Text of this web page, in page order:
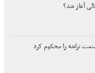
آغاز شد؟
تراشه را محکوم کرد